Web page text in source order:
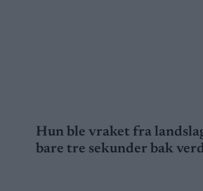
Hun ble vraket fra
bare tre sekunder bak